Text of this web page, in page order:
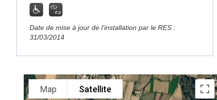
Date de mise à jour de l’installation par le RES :
31/03/2014
Map Satellite